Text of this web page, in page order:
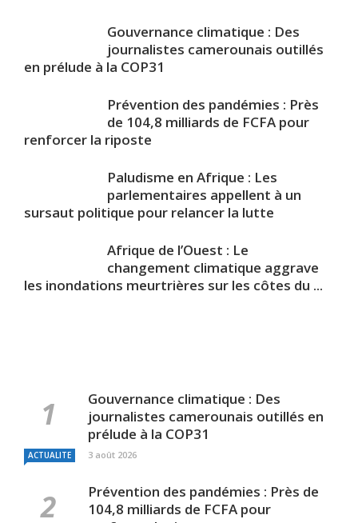
Gouvernance climatique : Des
journalistes camerounais outillés
en prélude à la COP31
Prévention des pandémies : Près
de 104,8 milliards de FCFA pour
renforcer la riposte
Paludisme en Afrique : Les
parlementaires appellent à un
sursaut politique pour relancer la lutte
Afrique de l’Ouest : Le
changement climatique aggrave
les inondations meurtrières sur les côtes du ...
Gouvernance climatique : Des
journalistes camerounais outillés en
prélude à la COP31
ACTUALITE 3 août 2026
Prévention des pandémies : Près de
104,8 milliards de FCFA pour